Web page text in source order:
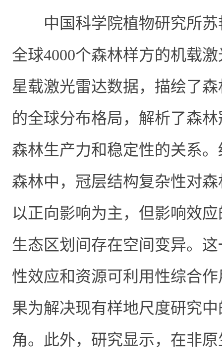
中国科学院植物研究所
全球4000个森林样方的机载
星载激光雷达数据，描绘了
的全球分布格局，解析了森
森林生产力和稳定性的关系
森林中，冠层结构复杂性对
以正向影响为主，但影响效
生态区划间存在空间变异。
性效应和资源可利用性综合
果为解决现有样地尺度研究
角。此外，研究显示，在非